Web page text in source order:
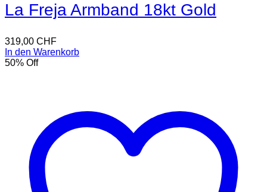
La Freja Armband 18kt Gold
319,00 CHF
In den Warenkorb
50% Off